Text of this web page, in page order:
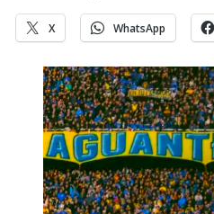
X WhatsApp